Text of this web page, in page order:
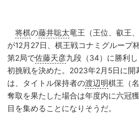
将棋の藤井聡太竜王（王位、叡王
が12月27日、棋王戦コナミグループ
第2局で佐藤天彦九段（34）に勝利
初挑戦を決めた。2023年2月5日に開
は、タイトル保持者の渡辺明棋王（
奪取を果たした場合は年度内に六冠
目を集めることになりそうだ。